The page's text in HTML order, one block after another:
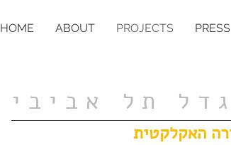
HOME ABOUT PROJECTS PRESS
תל אביבי
האקלקטית